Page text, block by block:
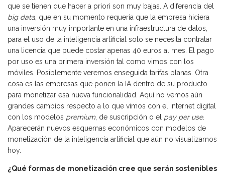
que se tienen que hacer a priori son muy bajas. A diferencia del
big data , que en su momento requería que la empresa hiciera
una inversión muy importante en una infraestructura de datos,
para el uso de la inteligencia artificial solo se necesita contratar
una licencia que puede costar apenas 40 euros al mes. El pago
por uso es una primera inversión tal como vimos con los
móviles. Posiblemente veremos enseguida tarifas planas. Otra
cosa es las empresas que ponen la IA dentro de su producto
para monetizar esa nueva funcionalidad. Aquí no vemos aún
grandes cambios respecto a lo que vimos con el internet digital
con los modelos premium, de suscripción o el pay per use.
Aparecerán nuevos esquemas económicos con modelos de
monetización de la inteligencia artificial que aún no visualizamos
hoy.
¿Qué formas de monetización cree que serán sostenibles